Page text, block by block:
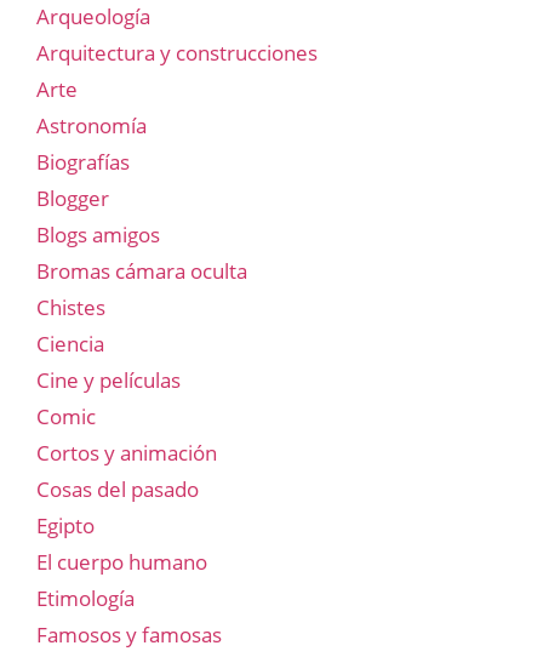
Arqueología
Arquitectura y construcciones
Arte
Astronomía
Biografías
Blogger
Blogs amigos
Bromas cámara oculta
Chistes
Ciencia
Cine y películas
Comic
Cortos y animación
Cosas del pasado
Egipto
El cuerpo humano
Etimología
Famosos y famosas